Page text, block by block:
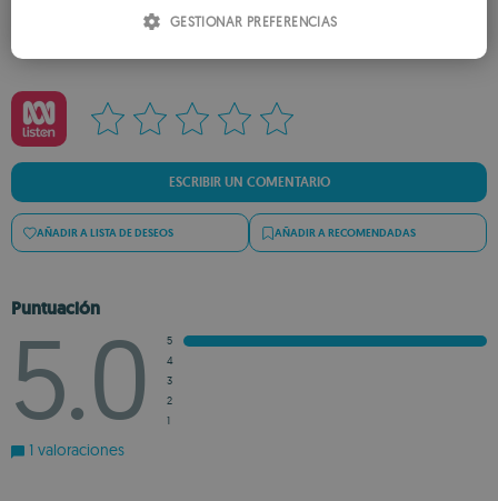
ESCRIBIR UN COMENTARIO
AÑADIR A LISTA DE DESEOS AÑADIR A RECOMENDADAS
Puntuación
5.0
5
4
3
2
1
1 valoraciones
GESTIONAR PREFERENCIAS